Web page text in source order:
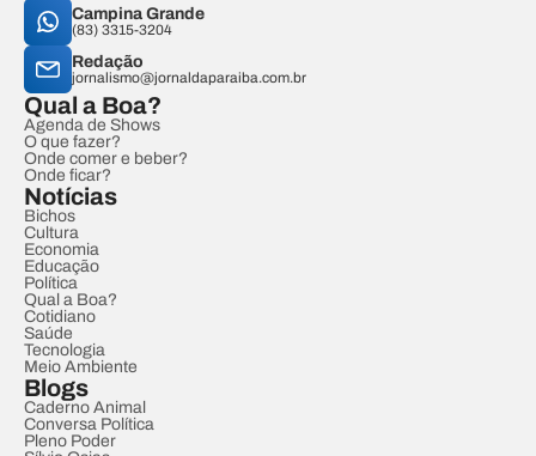
Campina Grande
(83) 3315-3204
Redação
jornalismo@jornaldaparaiba.com.br
Qual a Boa?
Agenda de Shows
O que fazer?
Onde comer e beber?
Onde ficar?
Notícias
Bichos
Cultura
Economia
Educação
Política
Qual a Boa?
Cotidiano
Saúde
Tecnologia
Meio Ambiente
Blogs
Caderno Animal
Conversa Política
Pleno Poder